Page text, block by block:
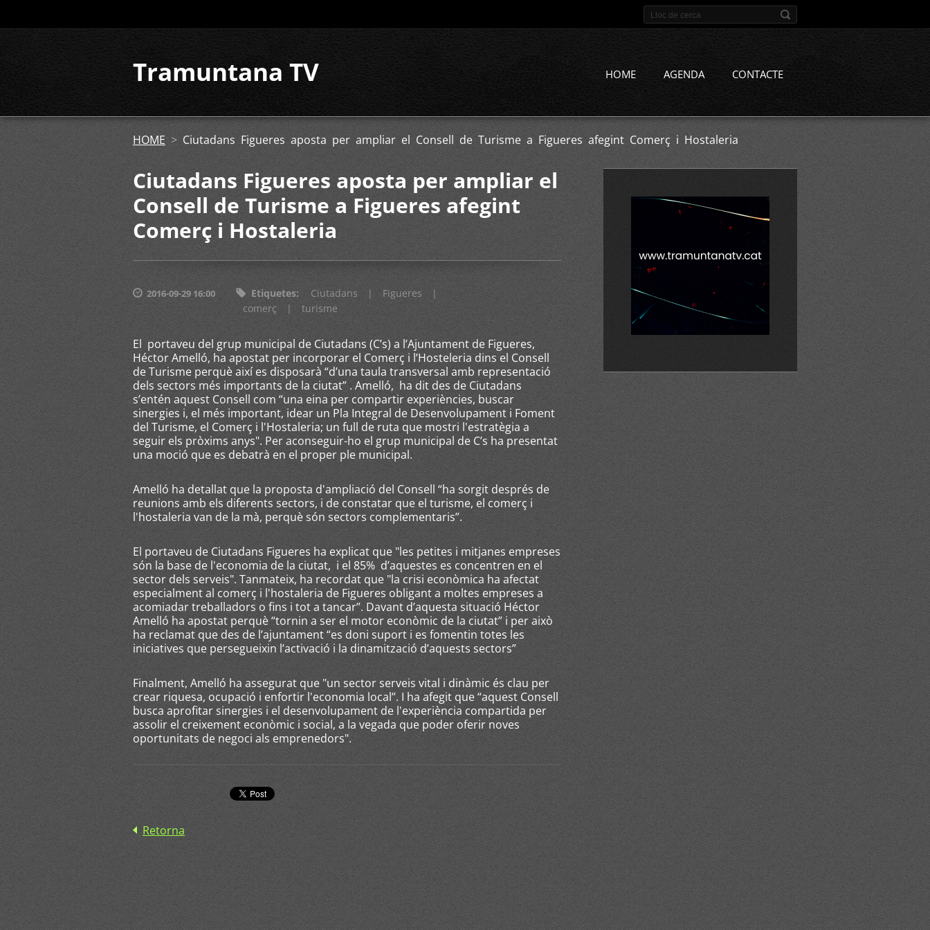
Tramuntana TV HOME AGENDA CONTACTE
HOME > Ciutadans Figueres aposta per ampliar el Consell de Turisme a Figueres afegint Comerç i Hostaleria
Ciutadans Figueres aposta per ampliar el
Consell de Turisme a Figueres afegint
Comerç i Hostaleria
2016-09-29 16:00 Etiquetes: Ciutadans | Figueres
|
comerç
| turisme
El portaveu del grup municipal de Ciutadans (C’s) a l’Ajuntament de Figueres,
Héctor Amelló, ha apostat per incorporar el Comerç i l’Hosteleria dins el Consell
de Turisme perquè així es disposarà “d’una taula transversal amb representació
dels sectors més importants de la ciutat” . Amelló, ha dit des de Ciutadans
s’entén aquest Consell com “una eina per compartir experiències, buscar
sinergies i, el més important, idear un Pla Integral de Desenvolupament i Foment
del Turisme, el Comerç i l'Hostaleria; un full de ruta que mostri l'estratègia a
seguir els pròxims anys". Per aconseguir-ho el grup municipal de C’s ha presentat
una moció que es debatrà en el proper ple municipal.
Amelló ha detallat que la proposta d'ampliació del Consell “ha sorgit després de
reunions amb els diferents sectors, i de constatar que el turisme, el comerç i
l'hostaleria van de la mà, perquè són sectors complementaris”.
El portaveu de Ciutadans Figueres ha explicat que "les petites i mitjanes empreses
són la base de l'economia de la ciutat, i el 85% d’aquestes es concentren en el
sector dels serveis". Tanmateix, ha recordat que "la crisi econòmica ha afectat
especialment al comerç i l'hostaleria de Figueres obligant a moltes empreses a
acomiadar treballadors o fins i tot a tancar”. Davant d’aquesta situació Héctor
Amelló ha apostat perquè “tornin a ser el motor econòmic de la ciutat” i per això
ha reclamat que des de l’ajuntament “es doni suport i es fomentin totes les
iniciatives que persegueixin l’activació i la dinamització d’aquests sectors”
Finalment, Amelló ha assegurat que "un sector serveis vital i dinàmic és clau per
crear riquesa, ocupació i enfortir l'economia local”. I ha afegit que “aquest Consell
busca aprofitar sinergies i el desenvolupament de l'experiència compartida per
assolir el creixement econòmic i social, a la vegada que poder oferir noves
oportunitats de negoci als emprenedors".
Retorna